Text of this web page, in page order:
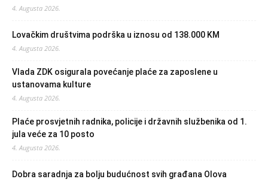
4. Augusta 2026.
Lovačkim društvima podrška u iznosu od 138.000 KM
4. Augusta 2026.
Vlada ZDK osigurala povećanje plaće za zaposlene u
ustanovama kulture
4. Augusta 2026.
Plaće prosvjetnih radnika, policije i državnih službenika od 1.
jula veće za 10 posto
4. Augusta 2026.
Dobra saradnja za bolju budućnost svih građana Olova